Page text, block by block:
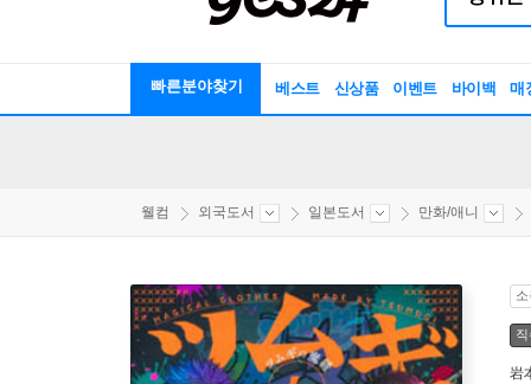
빠른분야찾기 베스트 신상품 이벤트 바이백 매
웰컴 외국도서 일본도서 만화/애니
岩